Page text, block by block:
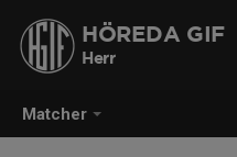
Matcher
HÖREDA GIF
Herr